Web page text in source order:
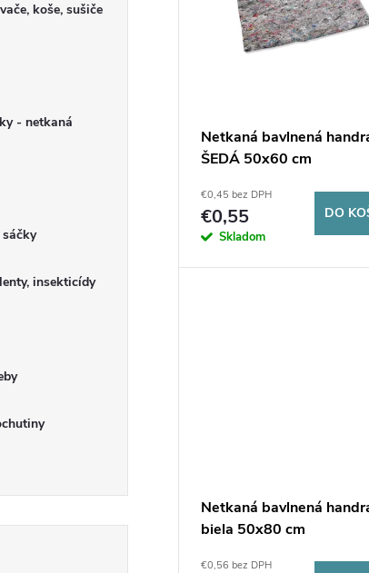
koše, sušiče
- netkaná
sáčky
insekticídy
d
d
Netkaná bavlnená
ŠEDÁ 50x60 cm
€0,45 bez DPH
€0,55
Skladom
DO
Netkaná bavlnená
biela 50x80 cm
€0,56 bez DPH